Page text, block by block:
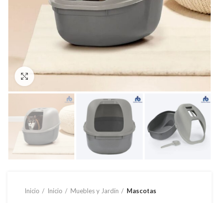
Clic para ampliar
Inicio Inicio Muebles y Jardín Mascotas